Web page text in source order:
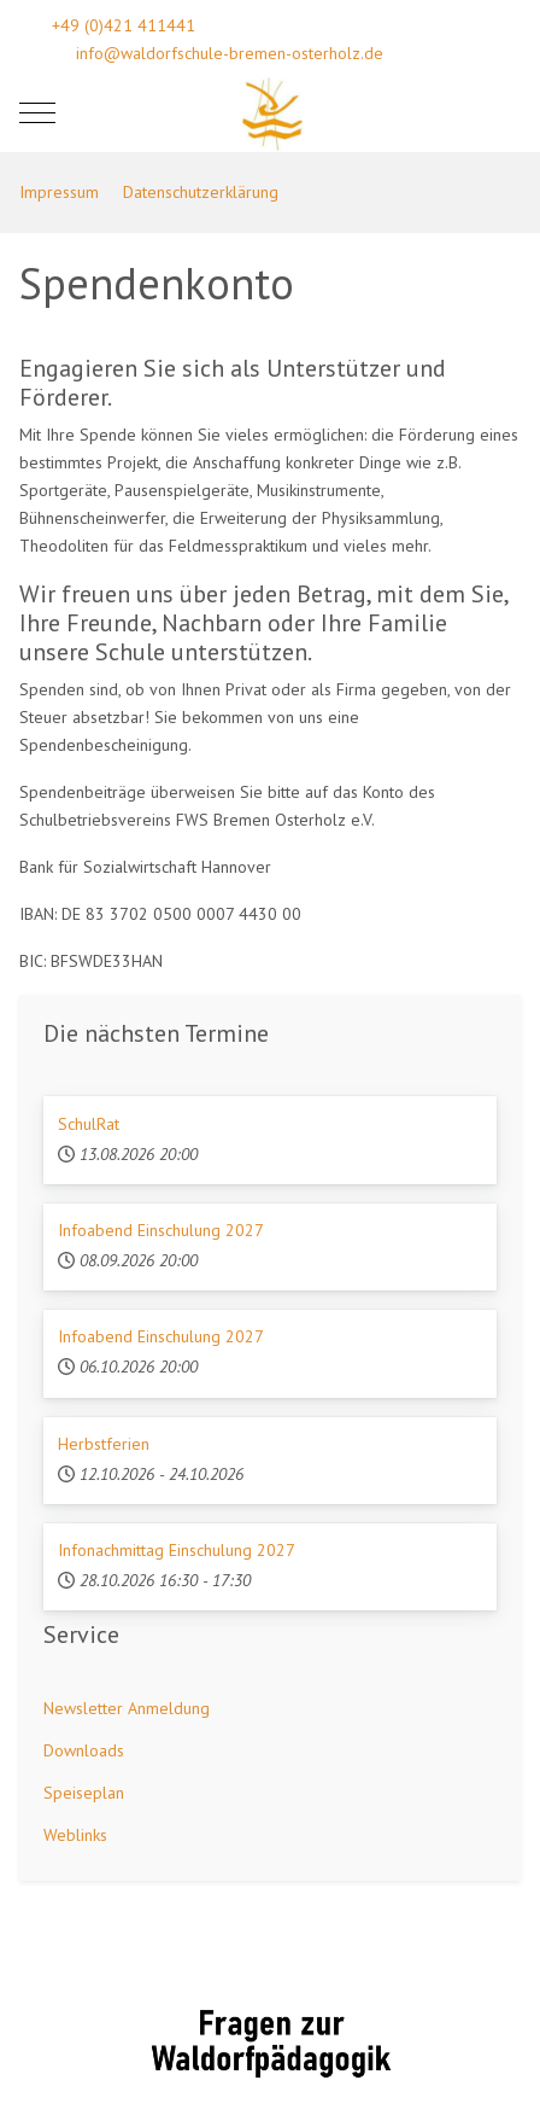
+49 (0)421 411441
info@waldorfschule-bremen-osterholz.de
Mobile Menu Toggle
Impressum Datenschutzerklärung
Spendenkonto
Engagieren Sie sich als Unterstützer und
Förderer.
Mit Ihre Spende können Sie vieles ermöglichen: die Förderung eines
bestimmtes Projekt, die Anschaffung konkreter Dinge wie z.B.
Sportgeräte, Pausenspielgeräte, Musikinstrumente,
Bühnenscheinwerfer, die Erweiterung der Physiksammlung,
Theodoliten für das Feldmesspraktikum und vieles mehr.
Wir freuen uns über jeden Betrag, mit dem Sie,
Ihre Freunde, Nachbarn oder Ihre Familie
unsere Schule unterstützen.
Spenden sind, ob von Ihnen Privat oder als Firma gegeben, von der
Steuer absetzbar! Sie bekommen von uns eine
Spendenbescheinigung.
Spendenbeiträge überweisen Sie bitte auf das Konto des
Schulbetriebsvereins FWS Bremen Osterholz e.V.
Bank für Sozialwirtschaft Hannover
IBAN: DE 83 3702 0500 0007 4430 00
BIC: BFSWDE33HAN
Die nächsten Termine
SchulRat
13.08.2026 20:00
Infoabend Einschulung 2027
08.09.2026 20:00
Infoabend Einschulung 2027
06.10.2026 20:00
Herbstferien
12.10.2026 - 24.10.2026
Infonachmittag Einschulung 2027
28.10.2026 16:30 - 17:30
Service
Newsletter Anmeldung
Downloads
Speiseplan
Weblinks